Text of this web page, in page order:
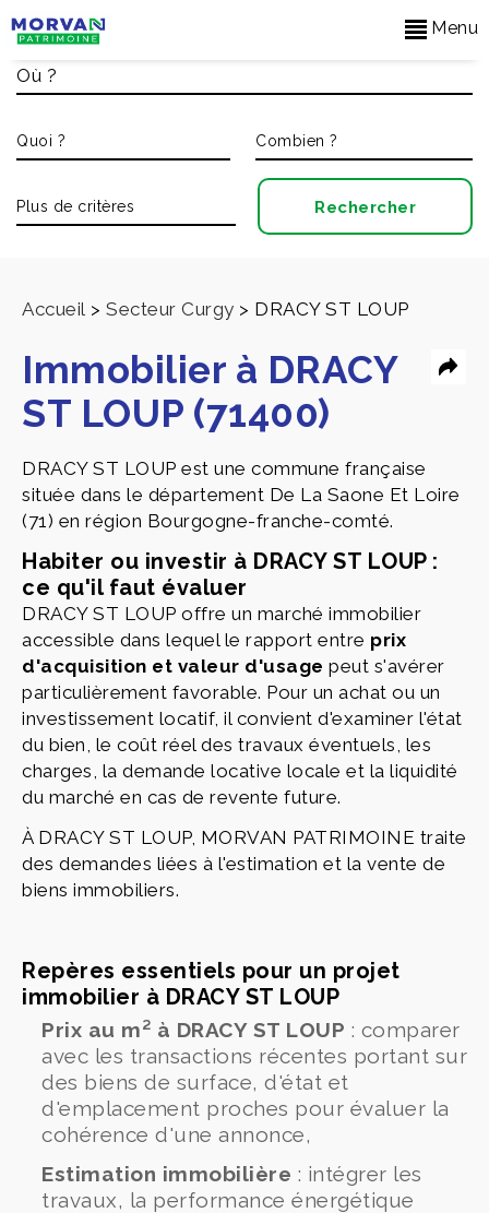
Menu
Accueil > Secteur Curgy > DRACY ST LOUP
Immobilier à DRACY
ST LOUP (71400)
DRACY ST LOUP est une commune française
située dans le département De La Saone Et Loire
(71) en région Bourgogne-franche-comté.
Habiter ou investir à DRACY ST LOUP :
ce qu'il faut évaluer
DRACY ST LOUP offre un marché immobilier
accessible dans lequel le rapport entre prix
d'acquisition et valeur d'usage peut s'avérer
particulièrement favorable. Pour un achat ou un
investissement locatif, il convient d'examiner l'état
du bien, le coût réel des travaux éventuels, les
charges, la demande locative locale et la liquidité
du marché en cas de revente future.
À DRACY ST LOUP, MORVAN PATRIMOINE traite
des demandes liées à l'estimation et la vente de
biens immobiliers.
Repères essentiels pour un projet
immobilier à DRACY ST LOUP
Prix au m² à DRACY ST LOUP : comparer
avec les transactions récentes portant sur
des biens de surface, d'état et
d'emplacement proches pour évaluer la
cohérence d'une annonce,
Estimation immobilière : intégrer les
travaux, la performance énergétique